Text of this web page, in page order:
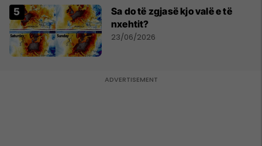
Sa do të zgjasë kjo valë e të
nxehtit?
23/06/2026